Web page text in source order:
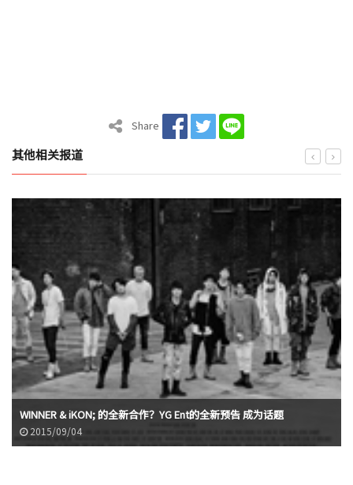
Share
其他相关报道
WINNER & iKON; 的全新合作？YG Ent的全新预告 成为话题
2015/09/04